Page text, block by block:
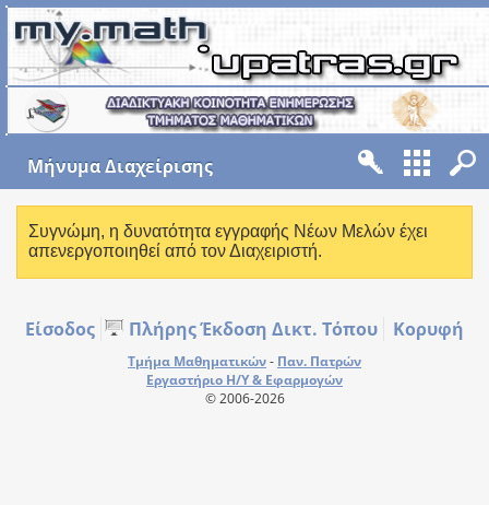
Mήνυμα Διαχείρισης
Συγνώμη, η δυνατότητα εγγραφής Νέων Μελών έχει
απενεργοποιηθεί από τον Διαχειριστή.
Είσοδος Πλήρης Έκδοση Δικτ. Τόπου Κορυφή
Τμήμα Μαθηματικών- Παν. Πατρών
Εργαστήριο Η/Υ & Εφαρμογών
© 2006-2026